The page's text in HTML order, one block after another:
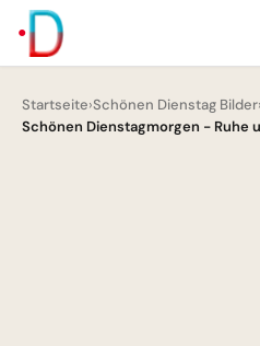
Startseite›Schönen Dienstag Bilder›
Schönen Dienstagmorgen - Ruhe